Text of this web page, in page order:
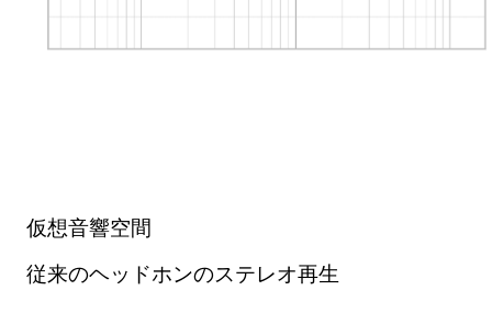
仮想音響空間
従来のヘッドホンのステレオ再生